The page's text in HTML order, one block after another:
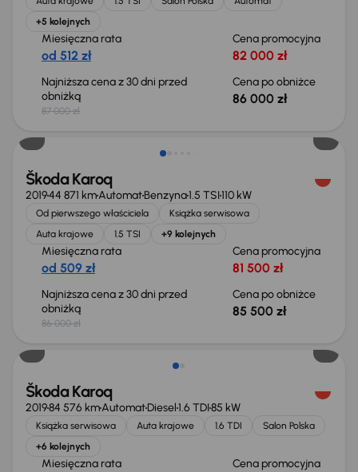
+5 kolejnych
Miesięczna rata
od 512 zł
Cena promocyjna
82 000 zł
Najniższa cena z 30 dni przed
obniżką
87 000 zł
Cena po obniżce
86 000 zł
Taniej o 500 zł
Škoda Karoq
201944 871 kmAutomatBenzyna1.5 TSI110 kW
Od pierwszego właściciela
Książka serwisowa
Auta krajowe
1.5 TSI +9 kolejnych
Miesięczna rata
od 509 zł
Cena promocyjna
81 500 zł
Najniższa cena z 30 dni przed
obniżką
86 000 zł
Cena po obniżce
85 500 zł
Škoda Karoq
201984 576 kmAutomatDiesel1.6 TDI85 kW
Książka serwisowa Auta krajowe 1.6 TDI
Salon Polska
+6 kolejnych
Miesięczna rata Cena promocyjna